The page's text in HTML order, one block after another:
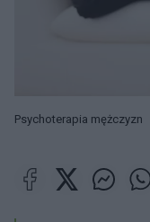
Psychoterapia mężczyzn